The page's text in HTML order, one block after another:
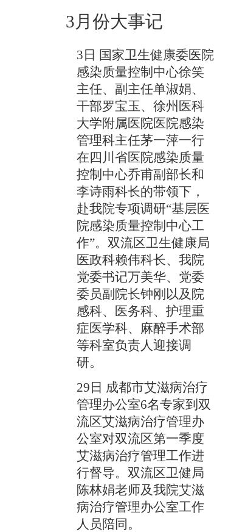
3月份大事记
3日 国家卫生健康委医院
感染质量控制中心徐笑
主任、副主任单淑娟、
干部罗宝玉、徐州医科
大学附属医院医院感染
管理科主任茅一萍一行
在四川省医院感染质量
控制中心乔甫副部长和
李诗雨科长的带领下，
赴我院专项调研“基层医
院感染质量控制中心工
作”。双流区卫生健康局
医政科赖伟科长、我院
党委书记万美华、党委
委员副院长钟刚以及院
感科、医务科、护理重
症医学科、麻醉手术部
等科室负责人迎接调
研。
29日 成都市艾滋病治疗
管理办公室6名专家到双
流区艾滋病治疗管理办
公室对双流区第一季度
艾滋病治疗管理工作进
行督导。双流区卫健局
陈林娟老师及我院艾滋
病治疗管理办公室工作
人员陪同。